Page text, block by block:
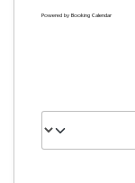
Powered by Booking Calendar